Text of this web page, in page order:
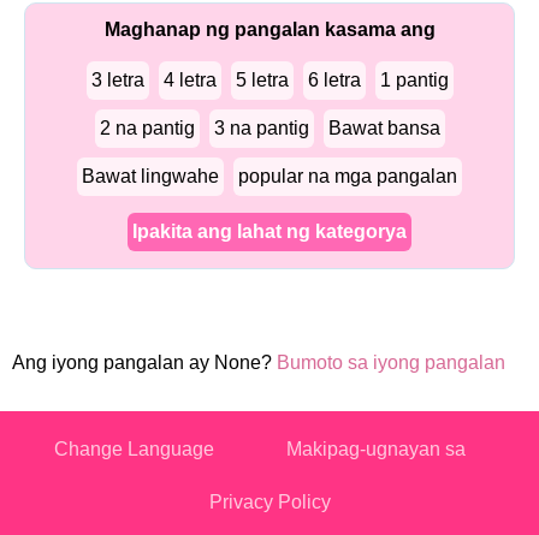
Maghanap ng pangalan kasama ang
3 letra 4 letra 5 letra 6 letra 1 pantig
2 na pantig 3 na pantig Bawat bansa
Bawat lingwahe popular na mga pangalan
Ipakita ang lahat ng kategorya
Ang iyong pangalan ay None? Bumoto sa iyong pangalan
Change Language Makipag-ugnayan sa
Privacy Policy